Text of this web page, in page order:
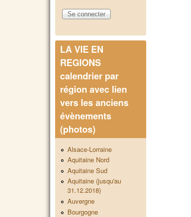
LA VIE EN
REGIONS
calendrier par
région avec lien
vers les anciens
évènements
(photos)
Alsace-Lorraine
Aquitaine Nord
Aquitaine Sud
Aquitaine (jusqu'au
31.12.2018)
Auvergne
Bourgogne